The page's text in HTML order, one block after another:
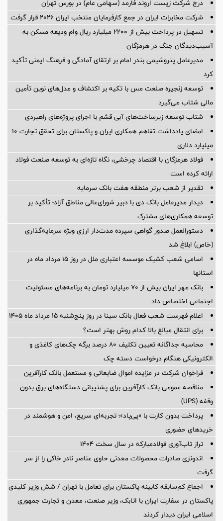
درج شرکت زیست اروند فارمد (سهامی عام) در بورس تهران
شرکت مخابرات ایران در جمع کارفرمایان منتخب ایران ۲۰۲۶ قرار گرفت
تسهیل در پرداخت بیش از ۲۲۰۰ میلیارد ریال وام ودیعه مسکن به
آسیب‌دیدگان جنگ در هرمزگان
مدیرعامل پتروشیمی بندر امام بر ارتقای آمادگی و فرهنگ ایمنی تأکید
کرد
توسعه زنجیره صنعت مس با تکیه بر اکتشاف و مدل‌های نوین تأمین
مالی شتاب می‌گیرد
شتاب توسعه زیرساخت‌های آبی قشم با اجرای پروژه‌های راهبردی
امضای یادداشت تفاهم همکاری ایران و پاکستان برای تحقق تجارت ۱۰
میلیارد دلاری
فولاد هرمزگان با اقتصاد چرخشی، نگاه تازه‌ای به توسعه صنعت فولاد
ارائه کرده است
تقدیر از شعب برتر منطقه هفت بانک سرمایه
دیدار مدیرعامل بانک دی با دبیر شورای‌عالی مناطق آزاد؛ تأکید بر
توسعه همکاری‌های مشترک
دستورالعمل صدور گواهی سپرده مدت‌دار ارزی ویژه سرمایه‌گذاری
(خاص) ابلاغ شد
اسامی شعب کشیک موسسه اعتباری ملل در روز 15 مرداد ماه در
استانها
بانک مهر ایران بیش از ۷۰ میلیارد تومان به برنامه‌های مسئولیت
اجتماعی اختصاص داد
اعلام فهرست شعب فعال بانک سینا در روز پنج‌شنبه 15 مرداد ماه 1405
برای انتقال مبالغ بالا کدام روش بهتر است؟
محاسبه جداگانه تعیین تکلیف 80 درصد برگه چک‌های کاغذی و
الکترونیکی هنگام درخواست دسته چک
فراخوان شرکت در مزایده اموال ضایعاتی و مستعمل بانک کارآفرین
مناقصه عمومی بانک کارآفرین برای پشتیبانی دستگاه‌های برق بدون
وقفه (UPS)
پرداخت بدون کارت با «پی‌پاد»؛ تجربه‌ای سریع، امن و هوشمند در
خریدهای حضوری
تراز تاب‌آوری فولادمبارکه در سال سخت ۱۴۰۴
اندونزی صادرات محصولات معدنی حاوی عناصر نادر خاکی را از سر
گرفت
اجماع کم‌سابقه کابینه پاکستان برای تعامل با تهران / شش وزیر کلیدی
پاکستان در سفارت ایران با اتابک، وزیر صنعت، معدن و تجارت جمهوری
اسلامی ایران دیدار کردند